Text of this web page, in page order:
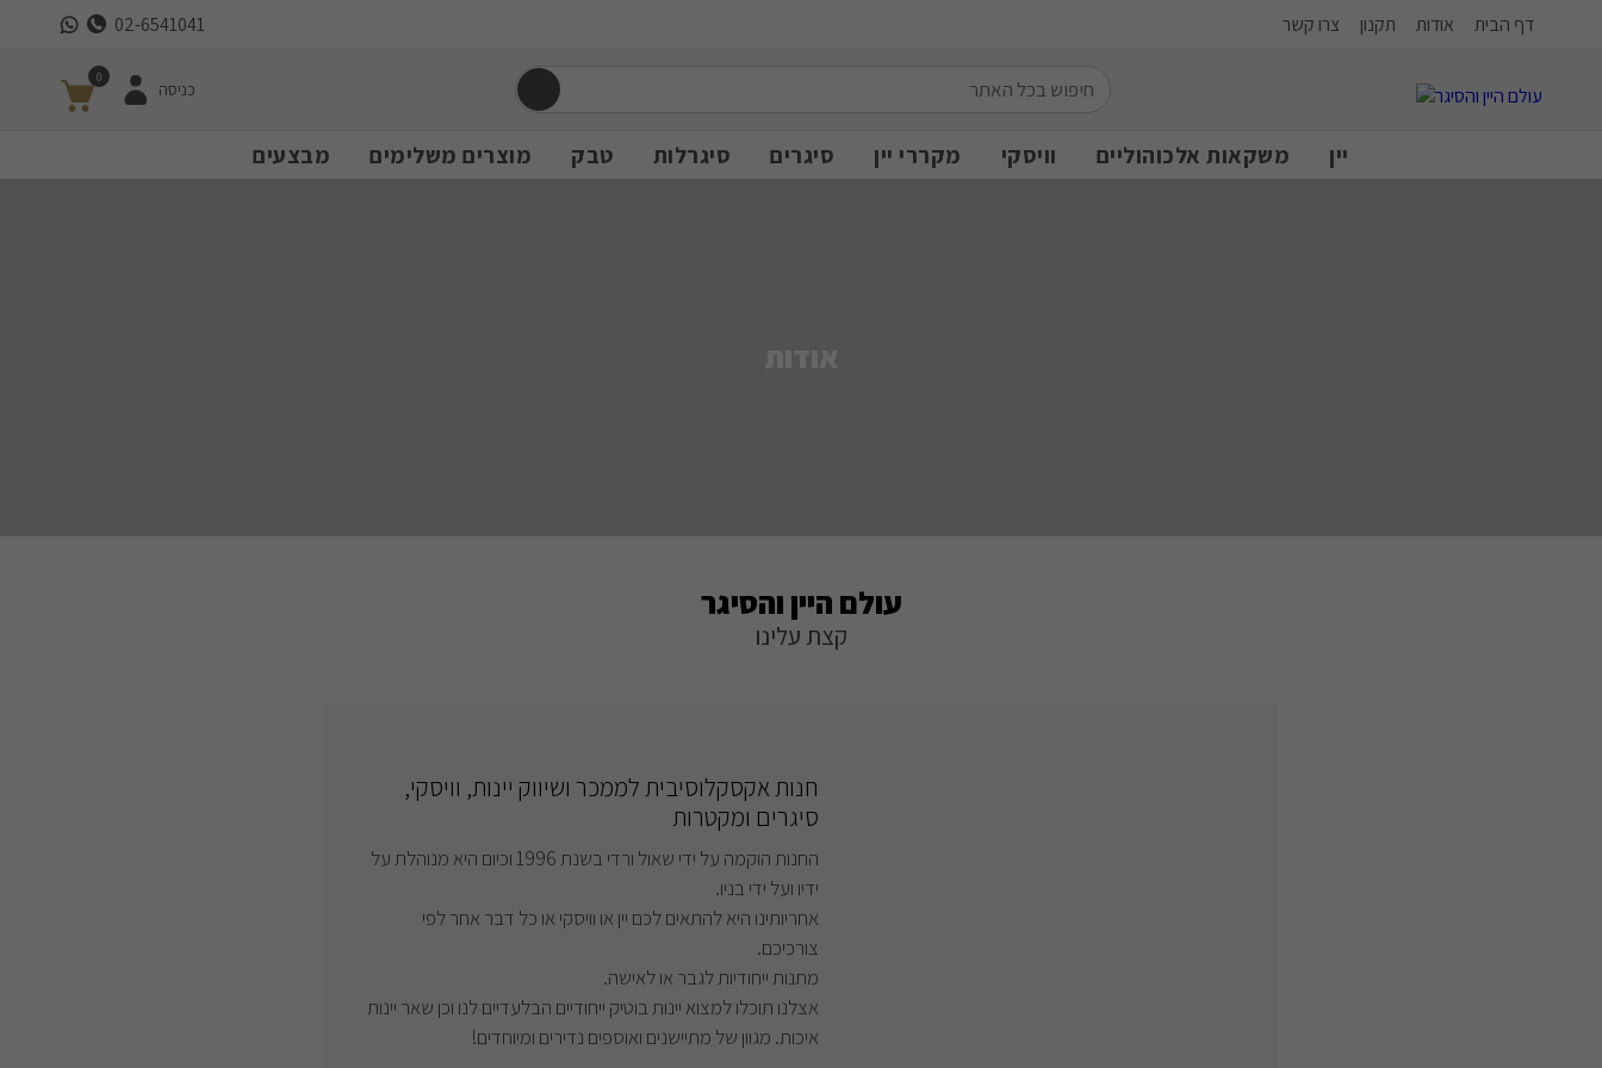
דף הבית אודות תקנון צרו קשר 02-6541041
0
כניסה
יין משקאות אלכוהוליים וויסקי מקררי יין סיגרים סיגרלות טבק מוצרים משלימים מבצעים
עולם היין והסיגר
קצת עלינו
חנות אקסקלוסיבית לממכר ושיווק יינות, וויסקי,
סיגרים ומקטרות
החנות הוקמה על ידי שאול ורדי בשנת 1996 וכיום היא מנוהלת על
ידיו ועל ידי בניו.
אחריותינו היא להתאים לכם יין או וויסקי או כל דבר אחר לפי
צורכיכם.
מתנות ייחודיות לגבר או לאישה.
אצלנו תוכלו למצוא יינות בוטיק ייחודיים הבלעדיים לנו וכן שאר יינות
איכות. מגוון של מתיישנים ואוספים נדירים ומיוחדים!